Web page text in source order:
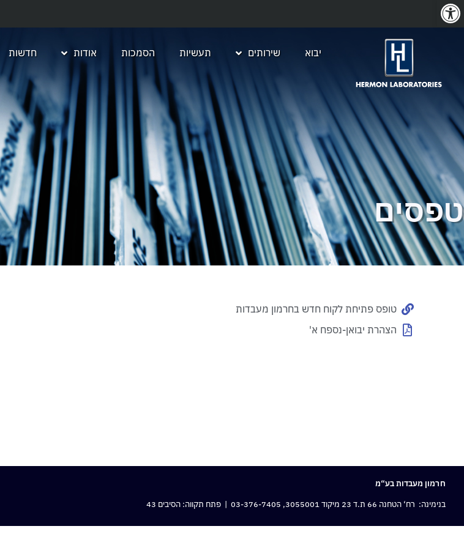
יבוא שירותים תעשיות הסמכות אודות חדשות
טפסים
טופס פתיחת לקוח חדש בחרמון מעבדות
הצהרת יבואן-נספח א'
חרמון מעבדות בע“מ
בנימינה: רח‘ הטחנה 66 ת.ד 23 מיקוד 3055001,
03-376-7405 | פתח תקווה: הסיבים 43